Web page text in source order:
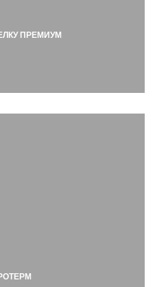
ПРЕМИУМ